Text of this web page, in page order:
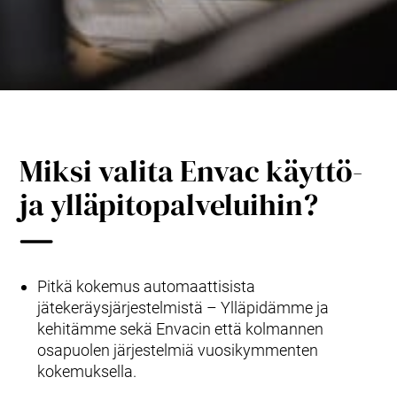
Envac Automation Platformin (EAP)
Envac ReFlow
Järjestelmän huolto ja palvelut
Modernisointi ja päivitys
Käyttäjäkokemus
Ota yhteyttä
Kestävä kehitys ja vaikutukset
Kestävä kehitys
Miksi valita Envac käyttö-
ja ylläpitopalveluihin?
Pitkä kokemus automaattisista
jätekeräysjärjestelmistä – Ylläpidämme ja
kehitämme sekä Envacin että kolmannen
osapuolen järjestelmiä vuosikymmenten
kokemuksella.